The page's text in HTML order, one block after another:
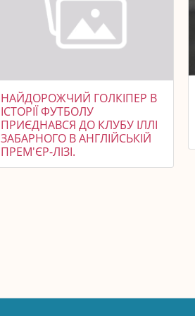
НАЙДОРОЖЧИЙ ГОЛКІПЕР В
ІСТОРІЇ ФУТБОЛУ
ПРИЄДНАВСЯ ДО КЛУБУ ІЛЛІ
ЗАБАРНОГО В АНГЛІЙСЬКІЙ
ПРЕМ'ЄР-ЛІЗІ.